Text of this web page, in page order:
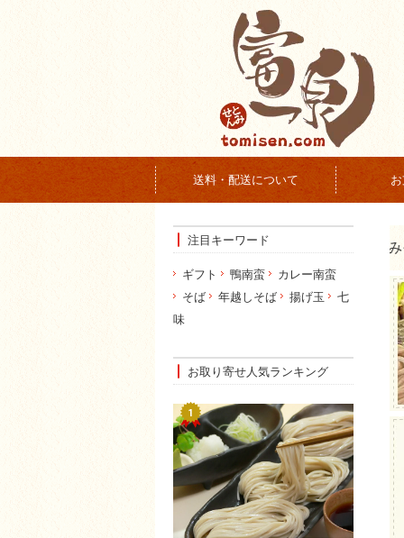
送料・配送について
注目キーワード
ギフト 鴨南蛮
カレー南蛮
そば
年越しそば 揚げ玉
七
味
お取り寄せ人気ランキング